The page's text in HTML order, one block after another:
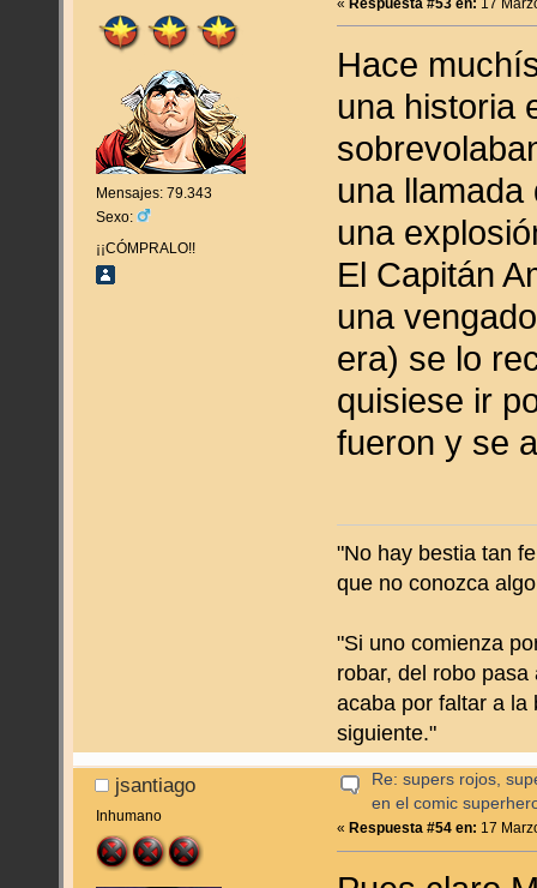
Mensajes: 79.343
Sexo:
¡¡CÓMPRALO!!
Hace
una historia
una
una
El Capitán
una
era) se lo
quisiese ir
fueron y se
"No hay bestia tan
que no conozca
"Si uno comienza
robar, del robo
acaba por faltar a la
siguiente."
jsantiago
Inhumano
Re: supers rojos,
en el comic
« Respuesta #54 en: 17